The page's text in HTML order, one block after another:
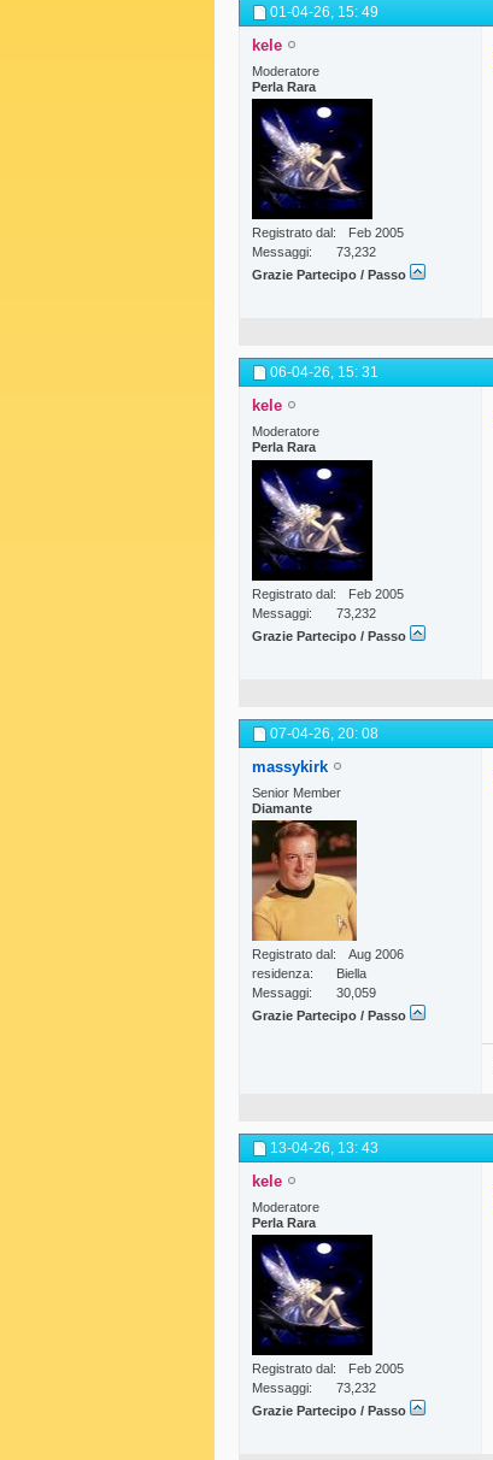
01-04-26, 15: 49
kele
Moderatore
Perla Rara
Registrato dal
Feb 2005
Messaggi
73,232
Grazie Partecipo / Passo
06-04-26, 15: 31
kele
Moderatore
Perla Rara
Registrato dal
Feb 2005
Messaggi
73,232
Grazie Partecipo / Passo
07-04-26, 20: 08
massykirk
Senior Member
Diamante
Registrato dal
Aug 2006
residenza
Biella
Messaggi
30,059
Grazie Partecipo / Passo
13-04-26, 13: 43
kele
Moderatore
Perla Rara
Registrato dal
Feb 2005
Messaggi
73,232
Grazie Partecipo / Passo